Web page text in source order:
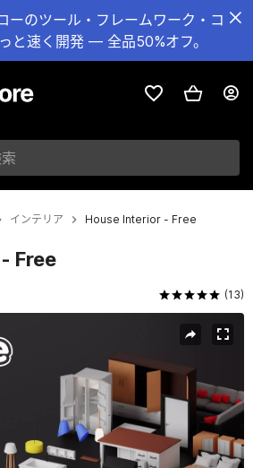
ーのツール・フレームワーク・コ
と速く開発 — 全品50%オフ。
インテリア House Interior - Free
Free
(13)